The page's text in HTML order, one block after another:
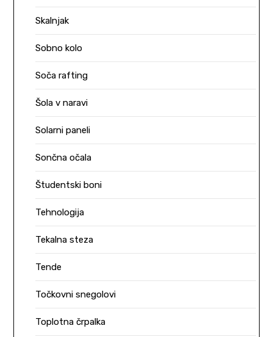
Skalnjak
Sobno kolo
Soča rafting
Šola v naravi
Solarni paneli
Sončna očala
Študentski boni
Tehnologija
Tekalna steza
Tende
Točkovni snegolovi
Toplotna črpalka